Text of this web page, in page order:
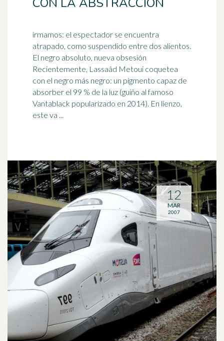
irmamos: el espectador se encuentra
atrapado, como suspendido entre dos alientos.
El negro absoluto, nueva obsesión
Recientemente, Lassaâd Metoui coquetea
con el negro más negro: un pigmento capaz de
absorber el 99 % de la luz (guiño al famoso
Vantablack popularizado en 2014). En lienzo,
este va ...
12
MAR
2007